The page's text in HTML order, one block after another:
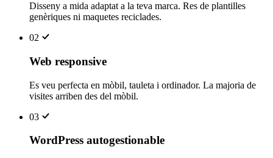
Disseny a mida adaptat a la teva marca. Res de plantilles
genèriques ni maquetes reciclades.
02
Web responsive
Es veu perfecta en mòbil, tauleta i ordinador. La majoria de
visites arriben des del mòbil.
03
WordPress autogestionable